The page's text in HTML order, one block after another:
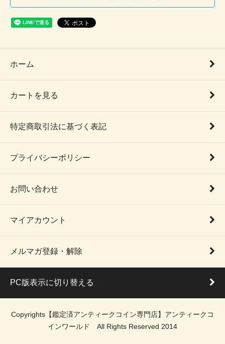
ホーム
カートを見る
特定商取引法に基づく表記
プライバシーポリシー
お問い合わせ
マイアカウント
メルマガ登録・解除
PC版表示に切り替える
Copyrights【鑑定済アンティークコイン専門店】アンティークコ
インワールド All Rights Reserved 2014